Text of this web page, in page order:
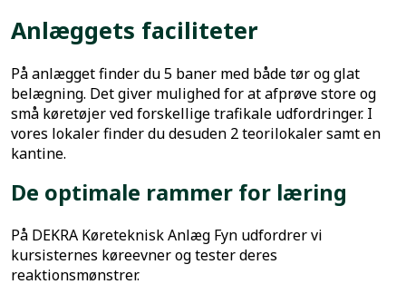
Anlæggets faciliteter
På anlægget finder du 5 baner med både tør og glat
belægning. Det giver mulighed for at afprøve store og
små køretøjer ved forskellige trafikale udfordringer. I
vores lokaler finder du desuden 2 teorilokaler samt en
kantine.
De optimale rammer for læring
På DEKRA Køreteknisk Anlæg Fyn udfordrer vi
kursisternes køreevner og tester deres
reaktionsmønstrer.